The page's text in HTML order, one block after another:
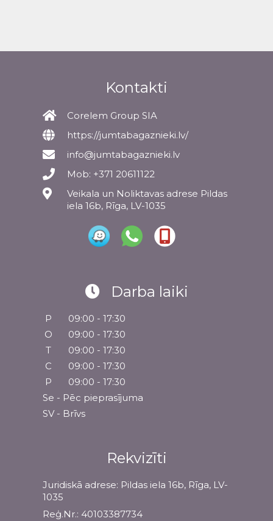
Kontakti
Corelem Group SIA
https://jumtabagaznieki.lv/
info@jumtabagaznieki.lv
Mob: +371 20611122
Veikala un Noliktavas adrese Pildas
iela 16b, Rīga, LV-1035
Darba laiki
P
09:00 - 17:30
O
09:00 - 17:30
T
09:00 - 17:30
C
09:00 - 17:30
P
09:00 - 17:30
Se - Pēc pieprasījuma
SV - Brīvs
Rekvizīti
Juridiskā adrese: Pildas iela 16b, Rīga, LV-
1035
Reģ.Nr.: 40103387734